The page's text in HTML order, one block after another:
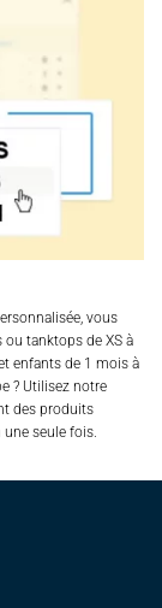
vous
tanktops de XS à
enfants de 1 mois à
? Utilisez notre
des produits
seule fois.